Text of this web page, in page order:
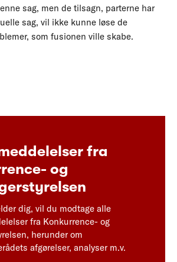
sag, men de tilsagn, parterne har
sag, vil ikke kunne løse de
som fusionen ville skabe.
fra
og
dig, vil du modtage alle
fra Konkurrence- og
herunder om
afgørelser, analyser m.v.